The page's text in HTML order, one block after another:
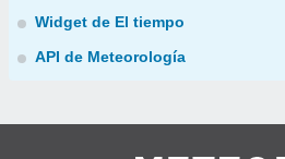
Widget de El tiempo
API de Meteorología